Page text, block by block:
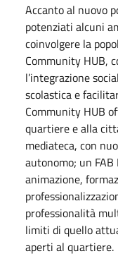
Accanto al nuovo
potenziati alcuni
coinvolgere la
Community HUB,
l’integrazione
scolastica e
Community HUB
quartiere e alla
mediateca, con
autonomo; un
animazione,
professionalità
limiti di quello
aperti al quartiere.